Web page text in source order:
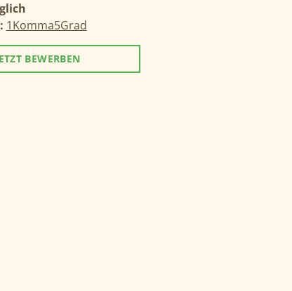
1Komma5Grad
BEWERBEN